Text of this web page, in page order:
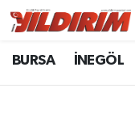
BURSA İNEGÖL
BURSA
Bursa